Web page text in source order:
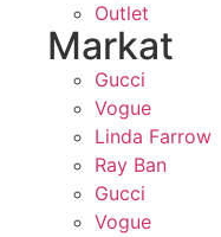
Outlet
Markat
Gucci
Vogue
Linda Farrow
Ray Ban
Gucci
Vogue